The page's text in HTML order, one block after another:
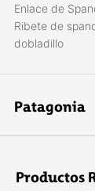
Enlace de
Ribete de
dobladillo
Patagonia
Patagonia se
pesca con
Productos